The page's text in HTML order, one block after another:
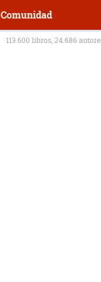
Comunidad
113.600 libros, 24.686